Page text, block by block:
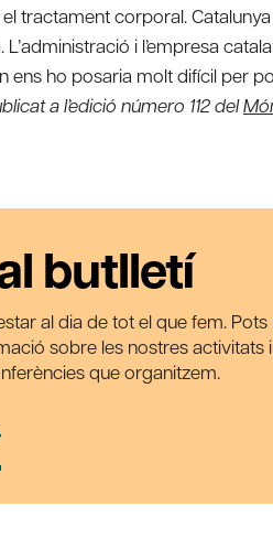
tractament corporal.
i l’empresa
ens ho posaria molt difícil per
a l’edició número 112 del
butlletí
al dia de tot el que fem.
sobre les nostres activitats
que organitzem.